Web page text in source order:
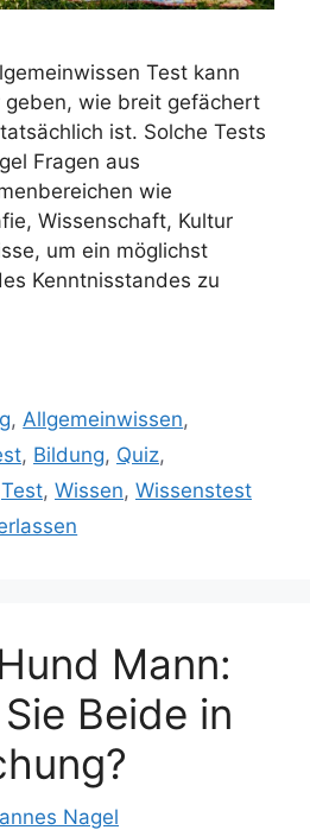
Test kann
wie breit gefächert
ist. Solche Tests
Fragen aus
wie
Wissenschaft, Kultur
um ein möglichst
Kenntnisstandes zu
,Allgemeinwissen,
, Bildung, Quiz,
Test, Wissen, Wissenstest
Mann:
Beide in
Nagel